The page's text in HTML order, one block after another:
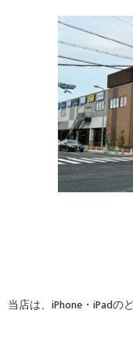
当店は、iPhone・iPadの